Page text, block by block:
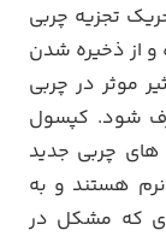
تجزیه چربی
و از ذخیره شدن
موثر در چربی
شود. کپسول
چربی جدید
هستند و به
که مشکل در